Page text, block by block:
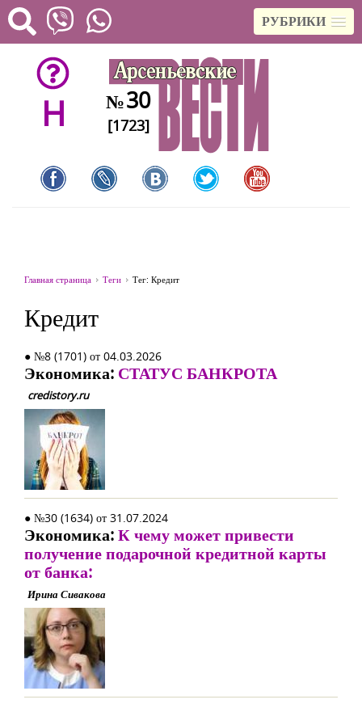
РУБРИКИ
H №30
[1723]
Главная страница Теги Тег: Кредит
Кредит
● №8 (1701) от 04.03.2026
Экономика: СТАТУС БАНКРОТА
credistory.ru
● №30 (1634) от 31.07.2024
Экономика:К чему может привести
получение подарочной кредитной карты
от банка:
Ирина Сивакова